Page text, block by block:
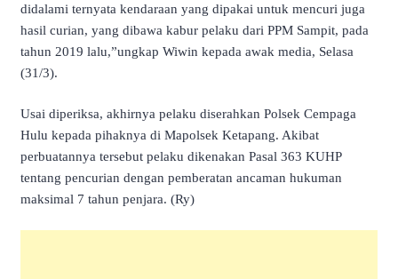
didalami ternyata kendaraan yang dipakai untuk mencuri juga
hasil curian, yang dibawa kabur pelaku dari PPM Sampit, pada
tahun 2019 lalu,”ungkap Wiwin kepada awak media, Selasa
(31/3).
Usai diperiksa, akhirnya pelaku diserahkan Polsek Cempaga
Hulu kepada pihaknya di Mapolsek Ketapang. Akibat
perbuatannya tersebut pelaku dikenakan Pasal 363 KUHP
tentang pencurian dengan pemberatan ancaman hukuman
maksimal 7 tahun penjara. (Ry)